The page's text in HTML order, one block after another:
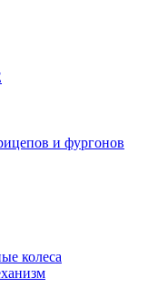
и фургонов
колеса